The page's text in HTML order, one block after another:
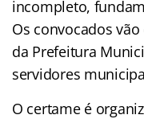
incompleto,
Os convocados
da Prefeitura
servidores
O certame é